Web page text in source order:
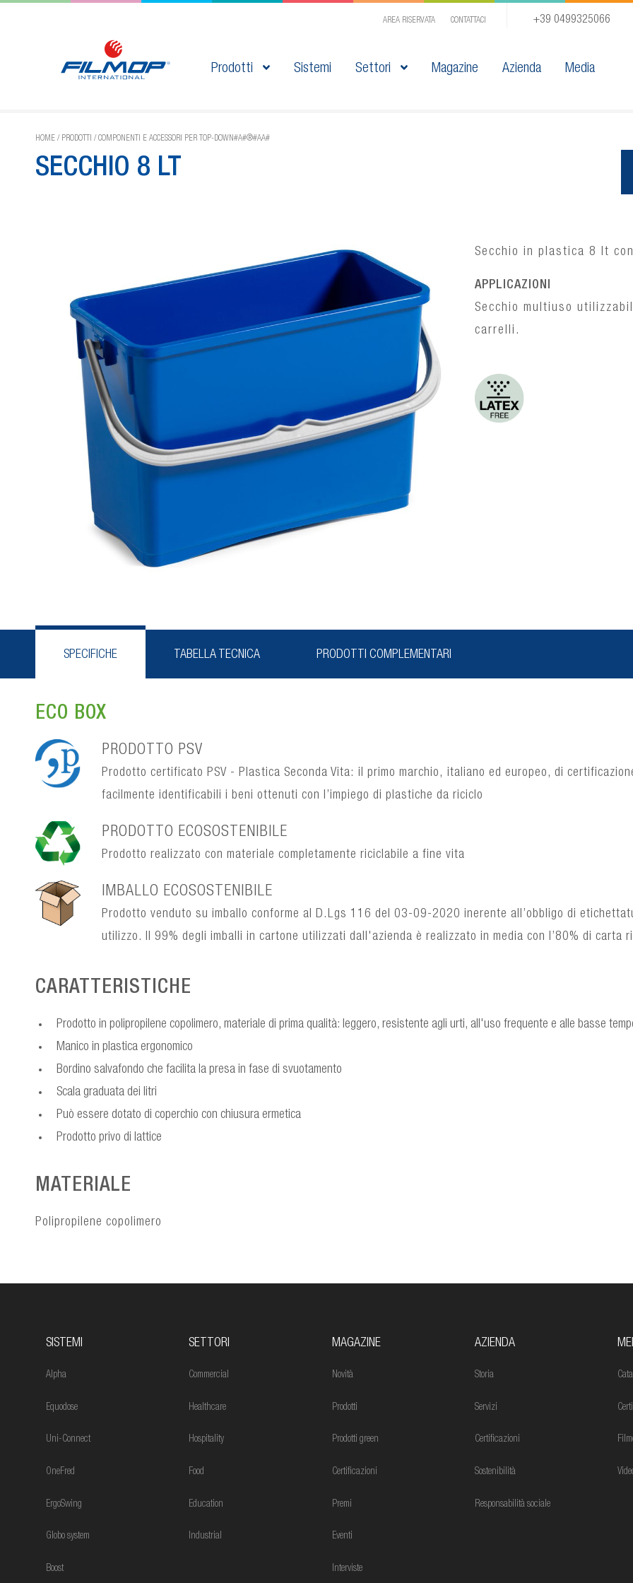
AREA RISERVATA CONTATTACI +39 0499325066
Prodotti Sistemi Settori Magazine Azienda Media
HOME / PRODOTTI / COMPONENTI E ACCESSORI PER TOP-DOWN#A#®#AA#
SECCHIO 8 LT
Secchio in plastica 8 lt
APPLICAZIONI
Secchio multiuso
carrelli.
SPECIFICHE TABELLA TECNICA PRODOTTI COMPLEMENTARI
ECO BOX
PRODOTTO PSV
Prodotto certificato PSV - Plastica Seconda Vita: il primo marchio, italiano ed europeo, di
facilmente identificabili i beni ottenuti con l’impiego di plastiche da riciclo
PRODOTTO ECOSOSTENIBILE
Prodotto realizzato con materiale completamente riciclabile a fine vita
IMBALLO ECOSOSTENIBILE
Prodotto venduto su imballo conforme al D.Lgs 116 del 03-09-2020 inerente all’obbligo di
utilizzo. Il 99% degli imballi in cartone utilizzati dall'azienda è realizzato in media con l’80% di carta
CARATTERISTICHE
Prodotto in polipropilene copolimero, materiale di prima qualità: leggero, resistente agli urti, all'uso frequente e alle basse
Manico in plastica ergonomico
Bordino salvafondo che facilita la presa in fase di svuotamento
Scala graduata dei litri
Può essere dotato di coperchio con chiusura ermetica
Prodotto privo di lattice
MATERIALE
Polipropilene copolimero
SISTEMI
Alpha
Equodose
Uni-Connect
OneFred
ErgoSwing
Globo system
Boost
SETTORI
Commercial
Healthcare
Hospitality
Food
Education
Industrial
MAGAZINE
Novità
Prodotti
Prodotti green
Certificazioni
Premi
Eventi
Interviste
AZIENDA
Storia
Servizi
Certificazioni
Sostenibilità
Responsabilità sociale